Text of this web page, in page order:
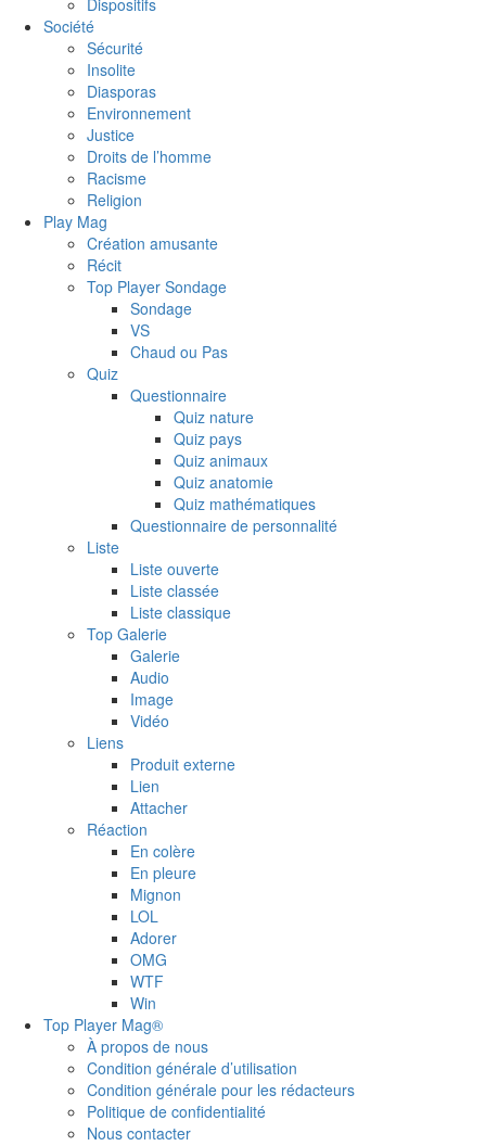
Dispositifs
Société
Sécurité
Insolite
Diasporas
Environnement
Justice
Droits de l’homme
Racisme
Religion
Play Mag
Création amusante
Récit
Top Player Sondage
Sondage
VS
Chaud ou Pas
Quiz
Questionnaire
Quiz nature
Quiz pays
Quiz animaux
Quiz anatomie
Quiz mathématiques
Questionnaire de personnalité
Liste
Liste ouverte
Liste classée
Liste classique
Top Galerie
Galerie
Audio
Image
Vidéo
Liens
Produit externe
Lien
Attacher
Réaction
En colère
En pleure
Mignon
LOL
Adorer
OMG
WTF
Win
Top Player Mag®
À propos de nous
Condition générale d’utilisation
Condition générale pour les rédacteurs
Politique de confidentialité
Nous contacter